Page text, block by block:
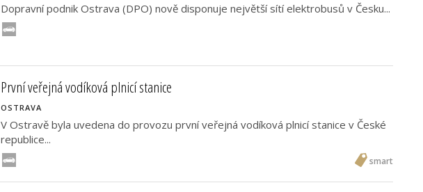
Dopravní podnik Ostrava (DPO) nově disponuje největší sítí elektrobusů v Česku...
První veřejná vodíková plnicí stanice
OSTRAVA
V Ostravě byla uvedena do provozu první veřejná vodíková plnicí stanice v České
republice...
smart